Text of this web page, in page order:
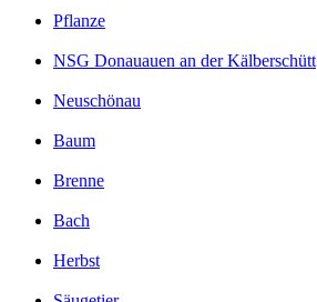
Pflanze
NSG Donauauen an der Kälberschütt
Neuschönau
Baum
Brenne
Bach
Herbst